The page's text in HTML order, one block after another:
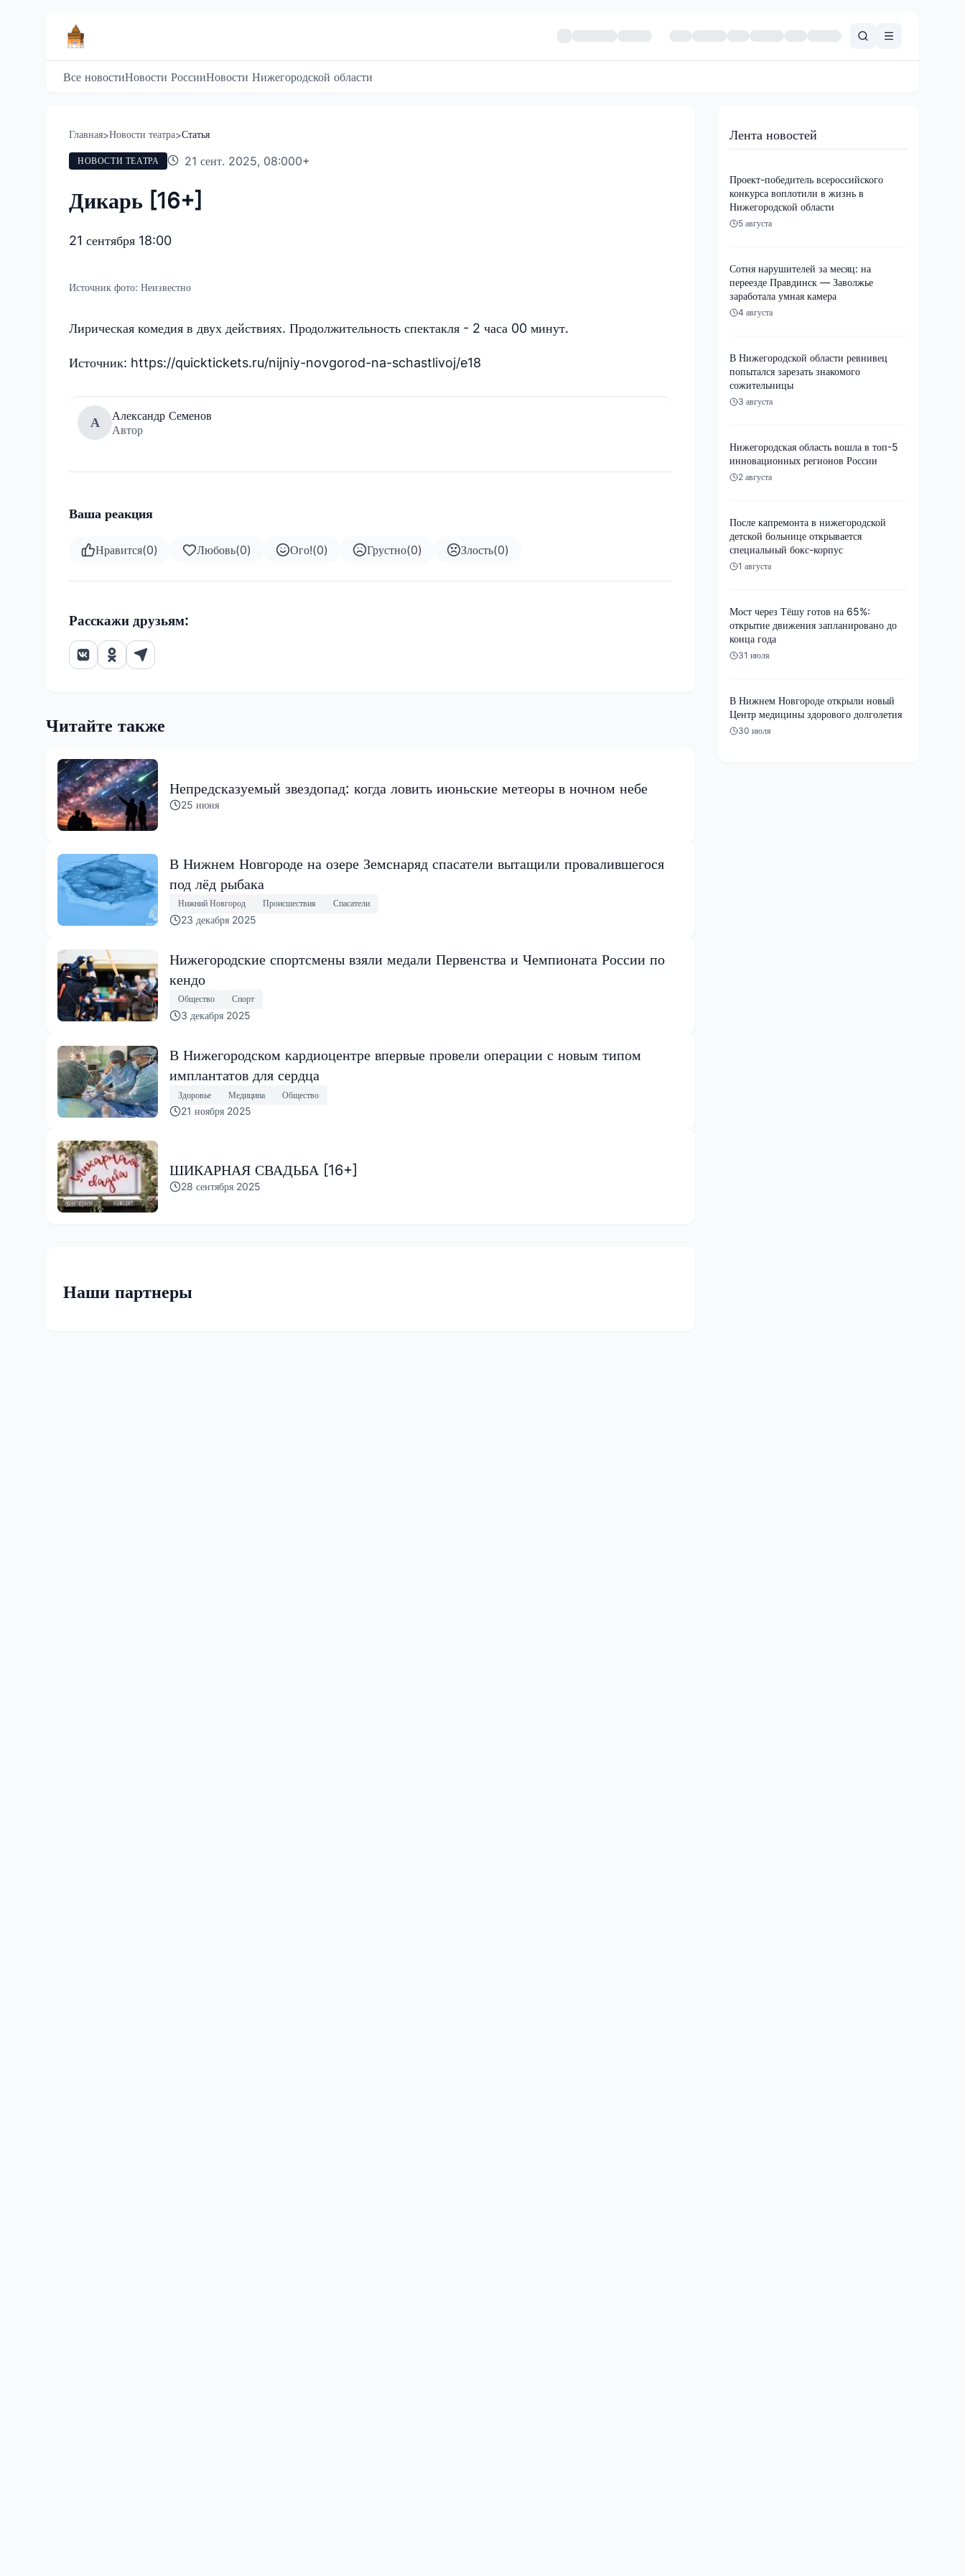
Все новостиНовости РоссииНовости Нижегородской области
Главная>Новости театра>Статья
НОВОСТИ ТЕАТРА 21 сент. 2025, 08:000+
Дикарь [16+]
21 сентября 18:00
Источник фото: Неизвестно
Лирическая комедия в двух действиях. Продолжительность спектакля - 2 часа 00 минут.
Источник: https://quicktickets.ru/nijniy-novgorod-na-schastlivoj/e18
А
Александр Семенов
Автор
Ваша реакция
Нравится(0) Любовь(0) Ого!(0) Грустно(0) Злость(0)
Расскажи друзьям:
Читайте также
Непредсказуемый звездопад: когда ловить июньские метеоры в ночном небе
25 июня
В Нижнем Новгороде на озере Земснаряд спасатели вытащили провалившегося
под лёд рыбака
Нижний Новгород Происшествия Спасатели
23 декабря 2025
Нижегородские спортсмены взяли медали Первенства и Чемпионата России по
кендо
Общество Спорт
3 декабря 2025
В Нижегородском кардиоцентре впервые провели операции с новым типом
имплантатов для сердца
Здоровье Медицина Общество
21 ноября 2025
ШИКАРНАЯ СВАДЬБА [16+]
28 сентября 2025
Наши партнеры
Лента новостей
Проект-победитель всероссийского
конкурса воплотили в жизнь в
Нижегородской области
5 августа
Сотня нарушителей за месяц: на
переезде Правдинск — Заволжье
заработала умная камера
4 августа
В Нижегородской области ревнивец
попытался зарезать знакомого
сожительницы
3 августа
Нижегородская область вошла в топ-5
инновационных регионов России
2 августа
После капремонта в нижегородской
детской больнице открывается
специальный бокс-корпус
1 августа
Мост через Тёшу готов на 65%:
открытие движения запланировано до
конца года
31 июля
В Нижнем Новгороде открыли новый
Центр медицины здорового долголетия
30 июля